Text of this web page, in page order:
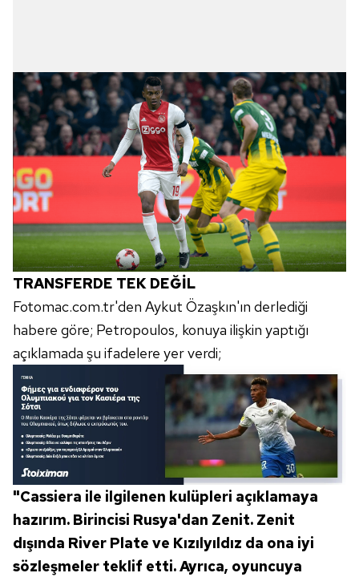
TRANSFERDE TEK DEĞİL
Fotomac.com.tr'den Aykut Özaşkın'ın derlediği
habere göre; Petropoulos, konuya ilişkin yaptığı
açıklamada şu ifadelere yer verdi;
"Cassiera ile ilgilenen kulüpleri açıklamaya
hazırım. Birincisi Rusya'dan Zenit. Zenit
dışında River Plate ve Kızılyıldız da ona iyi
sözleşmeler teklif etti. Ayrıca, oyuncuya